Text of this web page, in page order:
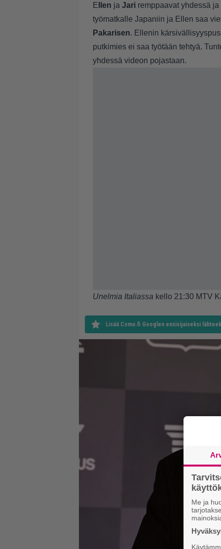
E llen ja Jari remppaavat yhdessä
työmatkalle Japaniin ja Ellen saa
Pakarisen. Ellenin
putkimies ei saa työtään tehtyä.
yhdessä videon pojastaan.
Unelmia Italiassa kello 21:30 MTV
Lisää Como.fi Googlen ensisijaiseksi
Me ja